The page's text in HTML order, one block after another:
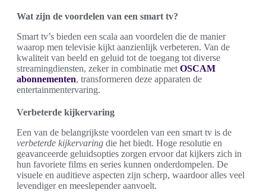
Wat zijn de voordelen van een smart tv?
Smart tv’s bieden een scala aan voordelen die de manier
waarop men televisie kijkt aanzienlijk verbeteren. Van de
kwaliteit van beeld en geluid tot de toegang tot diverse
streamingdiensten, zeker in combinatie met OSCAM
abonnementen, transformeren deze apparaten de
entertainmentervaring.
Verbeterde kijkervaring
Een van de belangrijkste voordelen van een smart tv is de
verbeterde kijkervaring die het biedt. Hoge resolutie en
geavanceerde geluidsopties zorgen ervoor dat kijkers zich in
hun favoriete films en series kunnen onderdompelen. De
visuele en auditieve aspecten zijn scherp, waardoor alles veel
levendiger en meeslepender aanvoelt.